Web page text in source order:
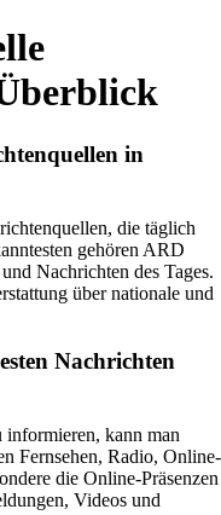
in
die täglich
gehören ARD
Nachrichten des Tages.
über nationale und
Nachrichten
informieren, kann man
Fernsehen, Radio, Online-
die Online-Präsenzen
Videos und